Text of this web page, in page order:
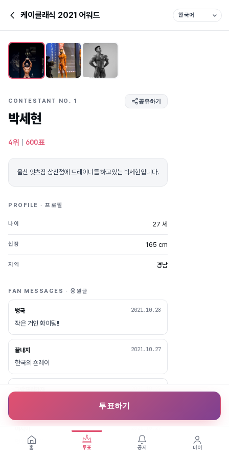
케이클래식 2021 어워드
CONTESTANT NO. 1 공유하기
박세현
4위 | 600표
울산 잇츠짐 삼산점에 트레이너를 하고있는 박세현입니다.
PROFILE · 프로필
나이 27 세
신장 165 cm
지역 경남
FAN MESSAGES · 응원글
뱅국 2021.10.28
작은 거인 화이팅!!
끝내지 2021.10.27
한국의 숀레이
예지미 2021.10.27
멋있어요 ♡
투표하기
홈 투표 공지 마이